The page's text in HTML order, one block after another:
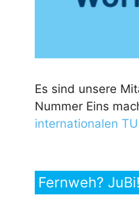
Es sind unsere
Nummer Eins
internationalen
Fernweh? JuBi!